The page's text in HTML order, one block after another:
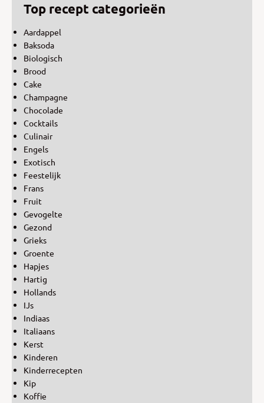
Top recept categorieën
Aardappel
Baksoda
Biologisch
Brood
Cake
Champagne
Chocolade
Cocktails
Culinair
Engels
Exotisch
Feestelijk
Frans
Fruit
Gevogelte
Gezond
Grieks
Groente
Hapjes
Hartig
Hollands
IJs
Indiaas
Italiaans
Kerst
Kinderen
Kinderrecepten
Kip
Koffie